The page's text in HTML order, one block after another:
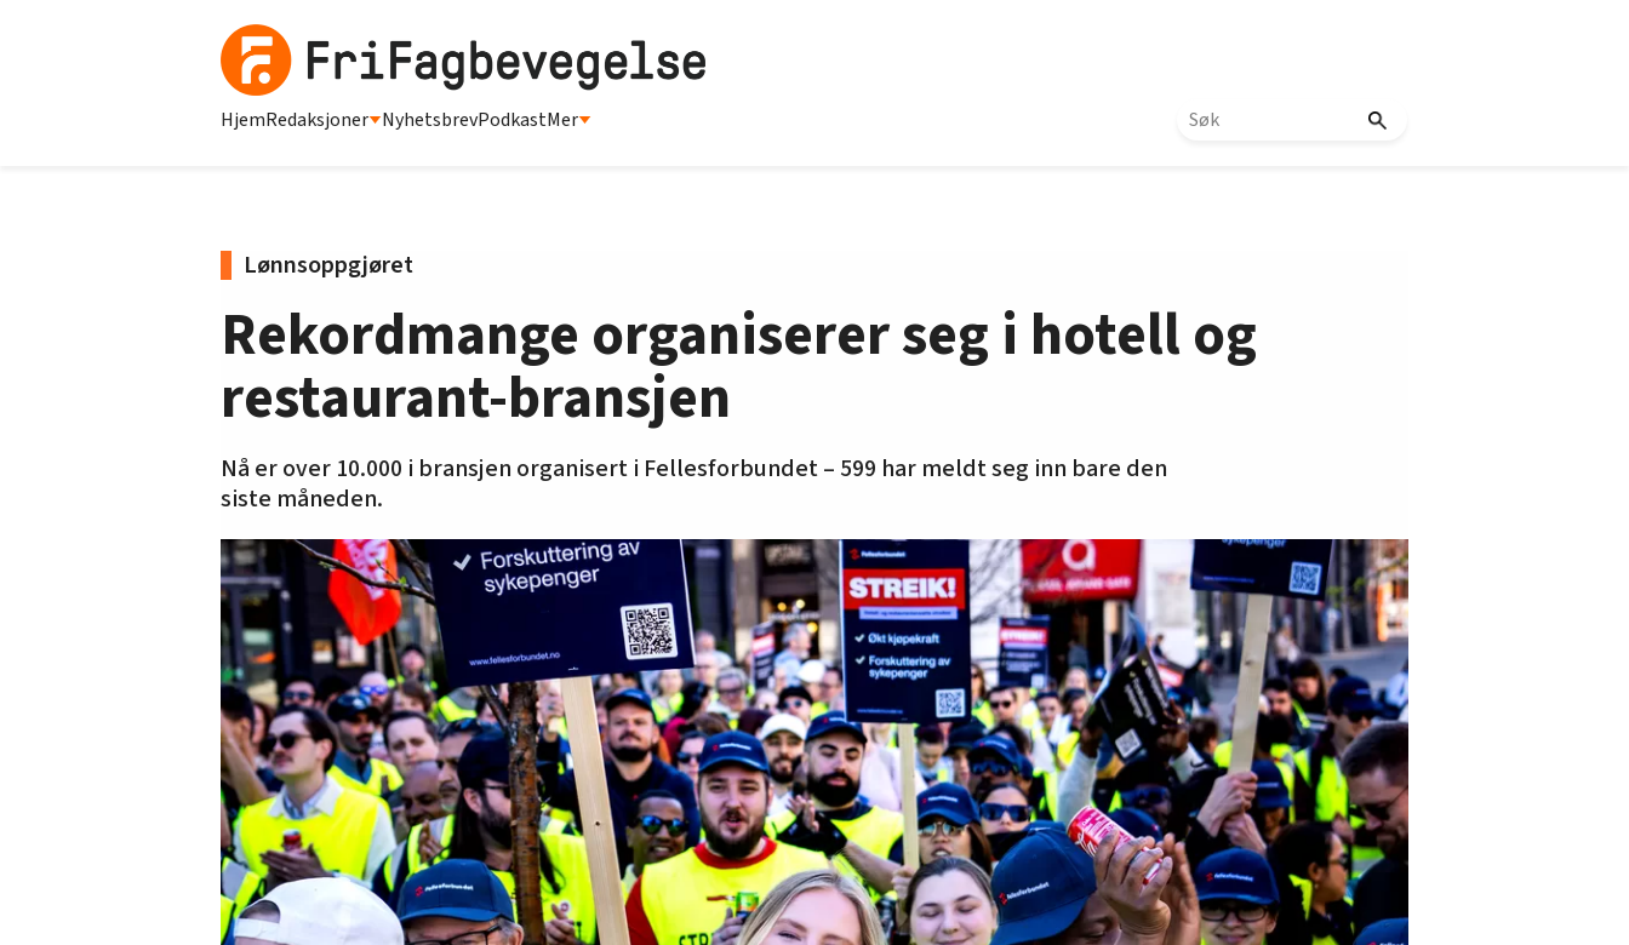
HjemRedaksjoner NyhetsbrevPodkastMer
Lønnsoppgjøret
Rekordmange organiserer seg i hotell og
restaurant-bransjen
Nå er over 10.000 i bransjen organisert i Fellesforbundet – 599 har meldt seg inn bare den
siste måneden.